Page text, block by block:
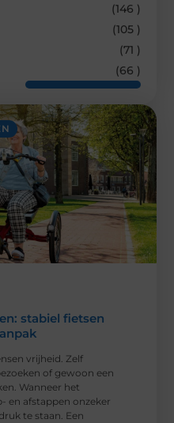
stabiel fietsen
vrijheid. Zelf
of gewoon een
Wanneer het
en afstappen onzeker
te staan. Een
(146 )
(105 )
(71 )
(66 )